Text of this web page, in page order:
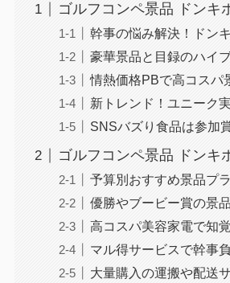
ゴルフコンペ景品 ドンキ
幹事の悩み解決！ドン
豪華景品と目録のハイ
情熱価格PBで高コスパ
新トレンド！ユニーク
SNSバズり食品は参加
ゴルフコンペ景品 ドンキ
予算別おすすめ景品プ
優勝やブービー賞の景
高コスパ美容家電で知
マル得サービスで幹事
大量購入の運搬や配送